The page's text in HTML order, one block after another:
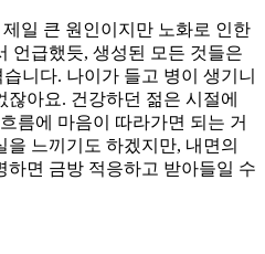
일 큰 원인이지만 노화로 인한
언급했듯, 생성된 모든 것들은
니다. 나이가 들고 병이 생기니
아요. 건강하던 젊은 시절에
름에 마음이 따라가면 되는 거
느끼기도 하겠지만, 내면의
하면 금방 적응하고 받아들일 수